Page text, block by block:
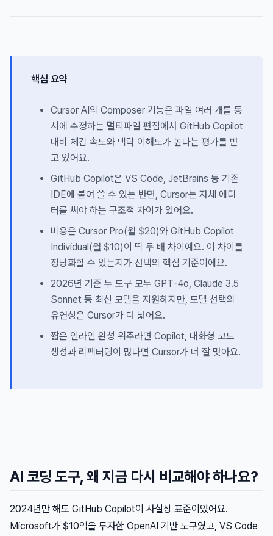
핵심 요약
Cursor AI의 Composer 기능은 파일 여러 개를 동
시에 수정하는 멀티파일 편집에서 GitHub Copilot
대비 체감 속도와 맥락 이해도가 높다는 평가를 받
고 있어요.
GitHub Copilot은 VS Code, JetBrains 등 기존
IDE에 붙여 쓸 수 있는 반면, Cursor는 자체 에디
터를 써야 하는 구조적 차이가 있어요.
비용은 Cursor Pro(월 $20)와 GitHub Copilot
Individual(월 $10)이 딱 두 배 차이예요. 이 차이를
정당화할 수 있는지가 선택의 핵심 기준이에요.
2026년 기준 두 도구 모두 GPT-4o, Claude 3.5
Sonnet 등 최신 모델을 지원하지만, 모델 선택의
유연성은 Cursor가 더 넓어요.
짧은 인라인 완성 위주라면 Copilot, 대화형 코드
생성과 리팩터링이 많다면 Cursor가 더 잘 맞아요.
AI 코딩 도구, 왜 지금 다시 비교해야 하나요?
2024년만 해도 GitHub Copilot이 사실상 표준이었어요.
Microsoft가 $10억을 투자한 OpenAI 기반 도구였고, VS Code